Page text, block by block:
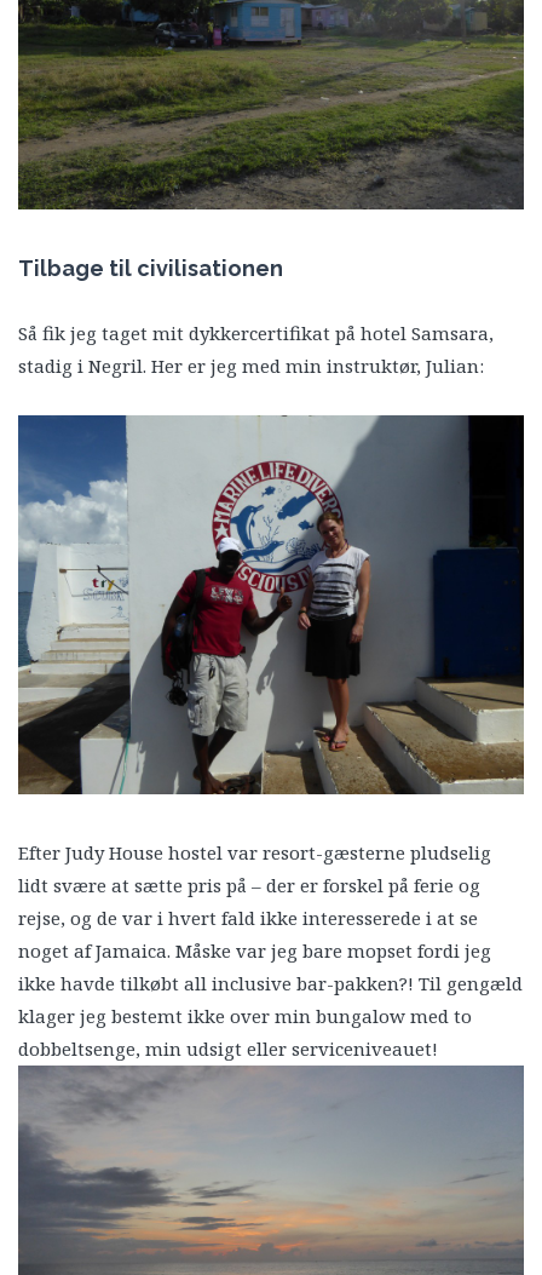
Tilbage til civilisationen
Så fik jeg taget mit dykkercertifikat på hotel Samsara,
stadig i Negril. Her er jeg med min instruktør, Julian:
Efter Judy House hostel var resort-gæsterne pludselig
lidt svære at sætte pris på – der er forskel på ferie og
rejse, og de var i hvert fald ikke interesserede i at se
noget af Jamaica. Måske var jeg bare mopset fordi jeg
ikke havde tilkøbt all inclusive bar-pakken?! Til gengæld
klager jeg bestemt ikke over min bungalow med to
dobbeltsenge, min udsigt eller serviceniveauet!